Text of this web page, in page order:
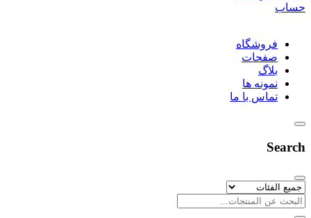
حساب
فروشگاه
صفحات
بلاگ
نمونه ها
تماس با ما
Search